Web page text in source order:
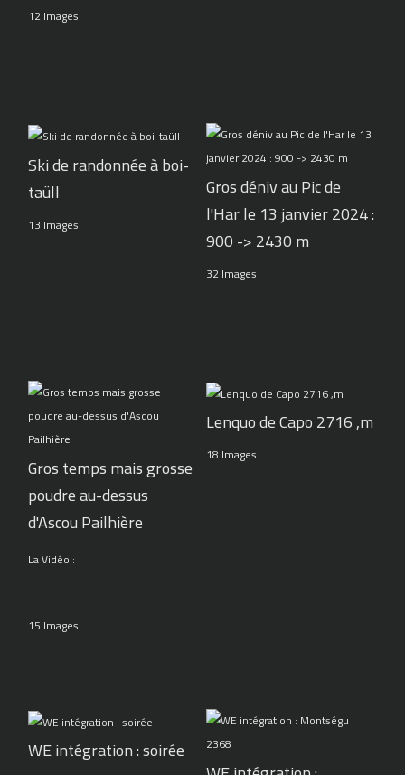
12 Images
Ski de randonnée à boi-
taüll
13 Images
Gros déniv au Pic de
l'Har le 13 janvier 2024 :
900 -> 2430 m
32 Images
Gros temps mais grosse
poudre au-dessus
d'Ascou Pailhière
La Vidéo :
15 Images
Lenquo de Capo 2716 ,m
18 Images
WE intégration : soirée